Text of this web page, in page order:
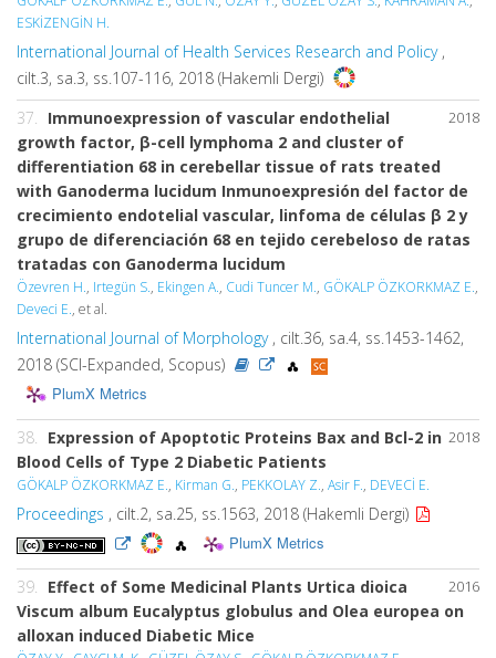
ESKİZENGİN H.
International Journal of Health Services Research and Policy,
cilt.3, sa.3, ss.107-116, 2018 (Hakemli Dergi)
2018
37. Immunoexpression of vascular endothelial
growth factor, β-cell lymphoma 2 and cluster of
differentiation 68 in cerebellar tissue of rats treated
with Ganoderma lucidum Inmunoexpresión del factor de
crecimiento endotelial vascular, linfoma de células β 2 y
grupo de diferenciación 68 en tejido cerebeloso de ratas
tratadas con Ganoderma lucidum
Özevren H., Irtegün S., Ekingen A., Cudi Tuncer M., GÖKALP ÖZKORKMAZ E.,
Deveci E., et al.
International Journal of Morphology, cilt.36, sa.4, ss.1453-1462,
2018 (SCI-Expanded, Scopus)
PlumX Metrics
2018
38. Expression of Apoptotic Proteins Bax and Bcl-2 in
Blood Cells of Type 2 Diabetic Patients
GÖKALP ÖZKORKMAZ E., Kirman G., PEKKOLAY Z., Asir F., DEVECİ E.
Proceedings , cilt.2, sa.25, ss.1563, 2018 (Hakemli Dergi)
PlumX Metrics
2016
39. Effect of Some Medicinal Plants Urtica dioica
Viscum album Eucalyptus globulus and Olea europea on
alloxan induced Diabetic Mice